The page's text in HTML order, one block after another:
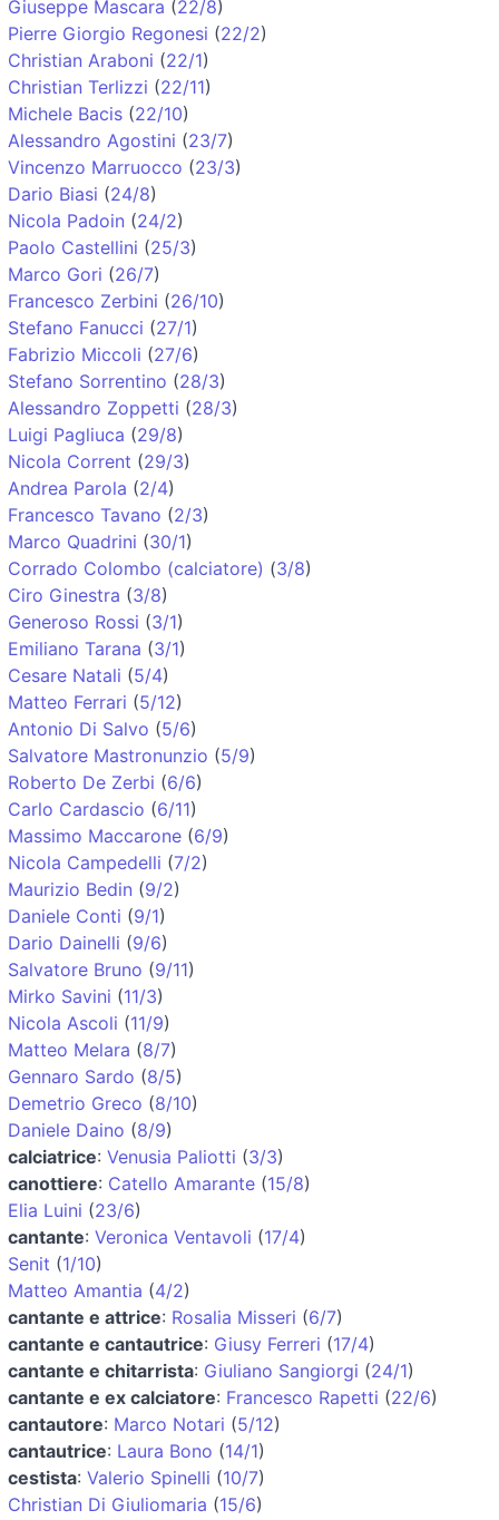
Giuseppe Mascara (22/8)
Pierre Giorgio Regonesi (22/2)
Christian Araboni (22/1)
Christian Terlizzi (22/11)
Michele Bacis (22/10)
Alessandro Agostini (23/7)
Vincenzo Marruocco (23/3)
Dario Biasi (24/8)
Nicola Padoin (24/2)
Paolo Castellini (25/3)
Marco Gori (26/7)
Francesco Zerbini (26/10)
Stefano Fanucci (27/1)
Fabrizio Miccoli (27/6)
Stefano Sorrentino (28/3)
Alessandro Zoppetti (28/3)
Luigi Pagliuca (29/8)
Nicola Corrent (29/3)
Andrea Parola (2/4)
Francesco Tavano (2/3)
Marco Quadrini (30/1)
Corrado Colombo (calciatore) (3/8)
Ciro Ginestra (3/8)
Generoso Rossi (3/1)
Emiliano Tarana (3/1)
Cesare Natali (5/4)
Matteo Ferrari (5/12)
Antonio Di Salvo (5/6)
Salvatore Mastronunzio (5/9)
Roberto De Zerbi (6/6)
Carlo Cardascio (6/11)
Massimo Maccarone (6/9)
Nicola Campedelli (7/2)
Maurizio Bedin (9/2)
Daniele Conti (9/1)
Dario Dainelli (9/6)
Salvatore Bruno (9/11)
Mirko Savini (11/3)
Nicola Ascoli (11/9)
Matteo Melara (8/7)
Gennaro Sardo (8/5)
Demetrio Greco (8/10)
Daniele Daino (8/9)
calciatrice: Venusia Paliotti (3/3)
canottiere: Catello Amarante (15/8)
Elia Luini (23/6)
cantante: Veronica Ventavoli (17/4)
Senit (1/10)
Matteo Amantia (4/2)
cantante e attrice: Rosalia Misseri (6/7)
cantante e cantautrice: Giusy Ferreri (17/4)
cantante e chitarrista: Giuliano Sangiorgi (24/1)
cantante e ex calciatore: Francesco Rapetti (22/6)
cantautore: Marco Notari (5/12)
cantautrice: Laura Bono (14/1)
cestista: Valerio Spinelli (10/7)
Christian Di Giuliomaria (15/6)